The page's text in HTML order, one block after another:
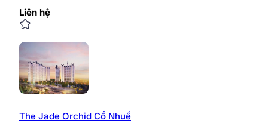
Liên hệ
The Jade Orchid Cổ Nhuế